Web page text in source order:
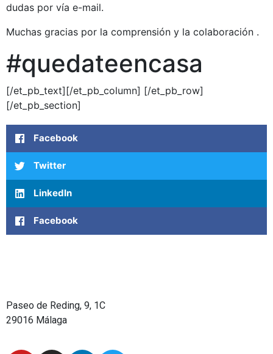
dudas por vía e-mail.
Muchas gracias por la comprensión y la colaboración .
#quedateencasa
[/et_pb_text][/et_pb_column] [/et_pb_row]
[/et_pb_section]
Facebook
Twitter
LinkedIn
Facebook
Paseo de Reding, 9, 1C
29016 Málaga